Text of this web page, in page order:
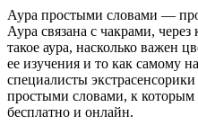
Аура простыми словами —
Аура связана с чакрами,
такое аура, насколько важен
ее изучения и то как самому
специалисты
простыми словами, к
бесплатно и онлайн.